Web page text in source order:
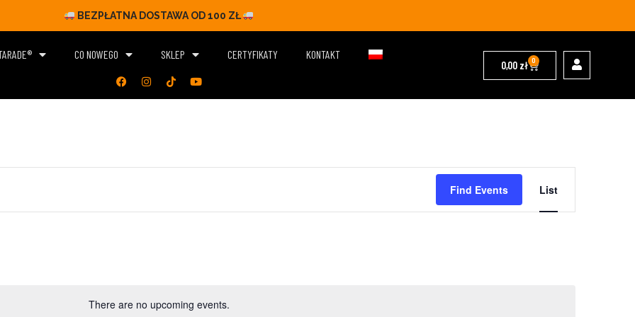
BEZPŁATNA DOSTAWA OD 100 ZŁ
CO NOWEGO SKLEP CERTYFIKATY KONTAKT
0,00 zł 0
There are no upcoming events.
Find Events
Views
Navigation
List